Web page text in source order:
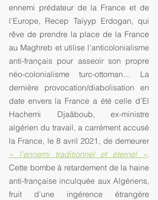
ennemi prédateur de la France et de
l’Europe, Recep Taiyyp Erdogan, qui
rêve de prendre la place de la France
au Maghreb et utilise l’anticolonialisme
anti-français pour asseoir son propre
néo-colonialisme turc-ottoman… La
dernière provocation/diabolisation en
date envers la France a été celle d’El
Hachemi Djaâboub, ex-ministre
algérien du travail, a carrément accusé
« l’ennemi traditionnel et éternel ».
Cette bombe à retardement de la haine
anti-française inculquée aux Algériens,
fruit d’une ingérence étrangère